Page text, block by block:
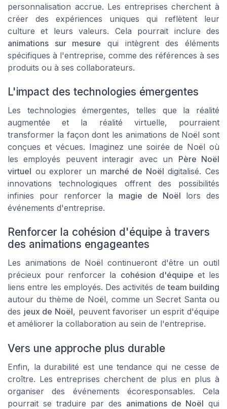
personnalisation accrue. Les entreprises cherchent à
créer des expériences uniques qui reflètent leur
culture et leurs valeurs. Cela pourrait inclure des
animations sur mesure qui intègrent des éléments
spécifiques à l'entreprise, comme des références à ses
produits ou à ses collaborateurs.
L'impact des technologies émergentes
Les technologies émergentes, telles que la réalité
augmentée et la réalité virtuelle, pourraient
transformer la façon dont les animations de Noël sont
conçues et vécues. Imaginez une soirée de Noël où
les employés peuvent interagir avec un Père Noël
virtuel ou explorer un marché de Noël digitalisé. Ces
innovations technologiques offrent des possibilités
infinies pour renforcer la magie de Noël lors des
événements d'entreprise.
Renforcer la cohésion d'équipe à travers
des animations engageantes
Les animations de Noël continueront d'être un outil
précieux pour renforcer la cohésion d'équipe et les
liens entre les employés. Des activités deteam building
autour du thème de Noël, comme un Secret Santa ou
des jeux de Noël, peuvent favoriser un esprit d'équipe
et améliorer la collaboration au sein de l'entreprise.
Vers une approche plus durable
Enfin, la durabilité est une tendance qui ne cesse de
croître. Les entreprises cherchent de plus en plus à
organiser des événements écoresponsables. Cela
pourrait se traduire par des animations de Noël qui